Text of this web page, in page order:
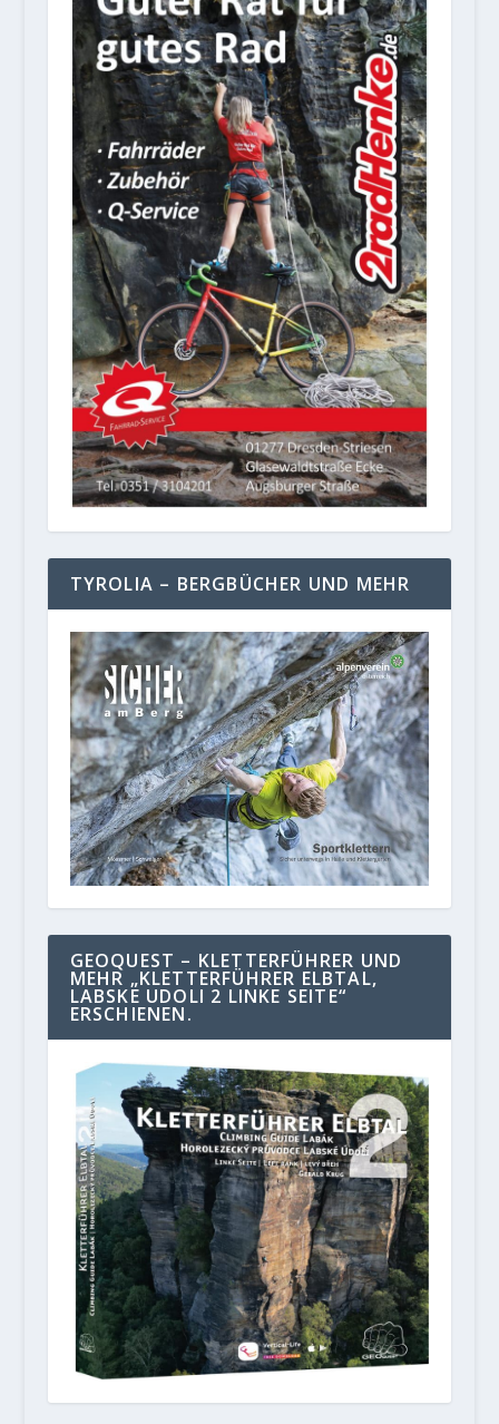
TYROLIA – BERGBÜCHER UND MEHR
GEOQUEST – KLETTERFÜHRER UND
MEHR „KLETTERFÜHRER ELBTAL,
LABSKE UDOLI 2 LINKE SEITE“
ERSCHIENEN.